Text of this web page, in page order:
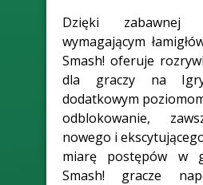
Dzięki zabawnej
wymagającym
Smash! oferuje
dla graczy na
dodatkowym
odblokowanie,
nowego i
miarę postępów w
Smash! gracze